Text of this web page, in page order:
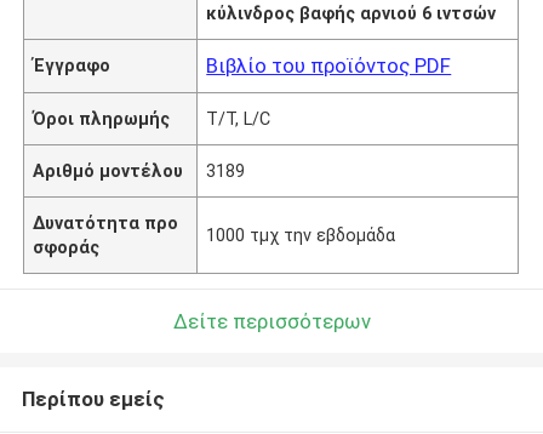
κύλινδρος βαφής αρνιού 6 ιντσών
Έγγραφο Βιβλίο του προϊόντος PDF
Όροι πληρωμής T/T, L/C
Αριθμό μοντέλου 3189
Δυνατότητα προ
σφοράς
1000 τμχ την εβδομάδα
Δείτε περισσότερων
Περίπου εμείς